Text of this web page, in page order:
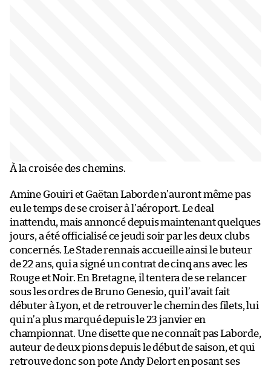
À la croisée des chemins.
Amine Gouiri et Gaëtan Laborde n’auront même pas
eu le temps de se croiser à l’aéroport. Le deal
inattendu, mais annoncé depuis maintenant quelques
jours, a été officialisé ce jeudi soir par les deux clubs
concernés. Le Stade rennais accueille ainsi le buteur
de 22 ans, qui a signé un contrat de cinq ans avec les
Rouge et Noir. En Bretagne, il tentera de se relancer
sous les ordres de Bruno Genesio, qui l’avait fait
débuter à Lyon, et de retrouver le chemin des filets, lui
qui n’a plus marqué depuis le 23 janvier en
championnat. Une disette que ne connaît pas Laborde,
auteur de deux pions depuis le début de saison, et qui
retrouve donc son pote Andy Delort en posant ses